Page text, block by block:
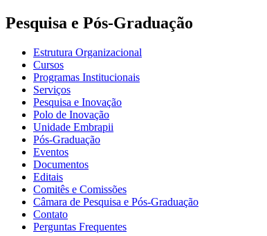
Pesquisa e Pós-Graduação
Estrutura Organizacional
Cursos
Programas Institucionais
Serviços
Pesquisa e Inovação
Polo de Inovação
Unidade Embrapii
Pós-Graduação
Eventos
Documentos
Editais
Comitês e Comissões
Câmara de Pesquisa e Pós-Graduação
Contato
Perguntas Frequentes